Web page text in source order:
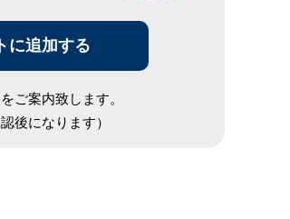
に追加する
ご案内致します。
後になります）